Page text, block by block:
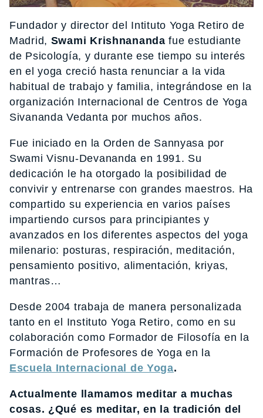
Fundador y director del Intituto Yoga Retiro de
Madrid, Swami Krishnananda fue estudiante
de Psicología, y durante ese tiempo su interés
en el yoga creció hasta renunciar a la vida
habitual de trabajo y familia, integrándose en la
organización Internacional de Centros de Yoga
Sivananda Vedanta por muchos años.
Fue iniciado en la Orden de Sannyasa por
Swami Visnu-Devananda en 1991. Su
dedicación le ha otorgado la posibilidad de
convivir y entrenarse con grandes maestros. Ha
compartido su experiencia en varios países
impartiendo cursos para principiantes y
avanzados en los diferentes aspectos del yoga
milenario: posturas, respiración, meditación,
pensamiento positivo, alimentación, kriyas,
mantras…
Desde 2004 trabaja de manera personalizada
tanto en el Instituto Yoga Retiro, como en su
colaboración como Formador de Filosofía en la
Formación de Profesores de Yoga en la
Escuela Internacional de Yoga.
Actualmente llamamos meditar a muchas
cosas. ¿Qué es meditar, en la tradición del